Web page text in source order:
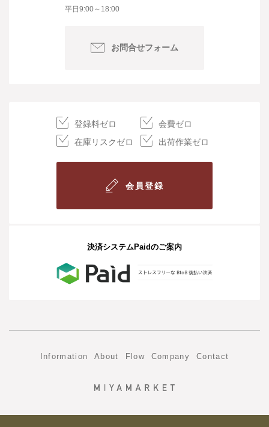
平日9:00～18:00
お問合せフォーム
登録料ゼロ
会費ゼロ
在庫リスクゼロ
出荷作業ゼロ
会員登録
決済システムPaidのご案内
Information About Flow Company Contact